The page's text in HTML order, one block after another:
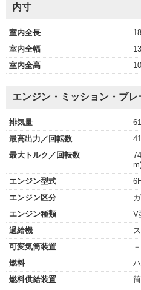
内寸
室内全長
室内全幅
室内全高
エンジン・ミッション・ブレ
排気量
最高出力／回転数
最大トルク／回転数
エンジン型式
エンジン区分
エンジン種類
V
過給機
可変気筒装置
－
燃料
燃料供給装置